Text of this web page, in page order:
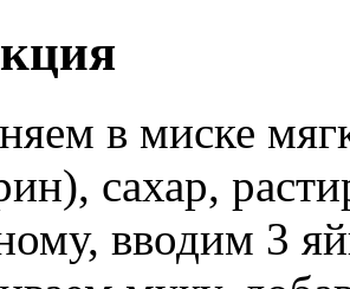
в миске
сахар,
вводим 3